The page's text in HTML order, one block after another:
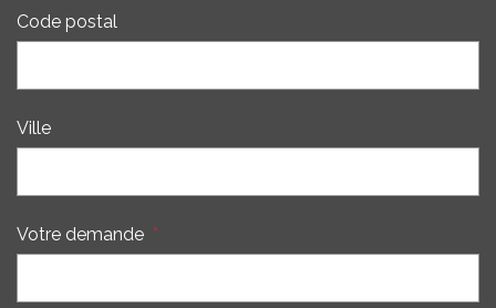
Code postal
Ville
Votre demande *